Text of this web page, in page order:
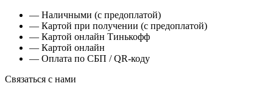
— Наличными (с предоплатой)
— Картой при получении (с предоплатой)
— Картой онлайн Тинькофф
— Картой онлайн
— Оплата по СБП / QR-коду
Связаться с нами